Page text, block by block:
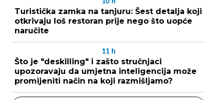
Turistička zamka na tanjuru: Šest detalja koji
otkrivaju loš restoran prije nego što uopće
naručite
11 h
Što je "deskilling" i zašto stručnjaci
upozoravaju da umjetna inteligencija može
promijeniti način na koji razmišljamo?